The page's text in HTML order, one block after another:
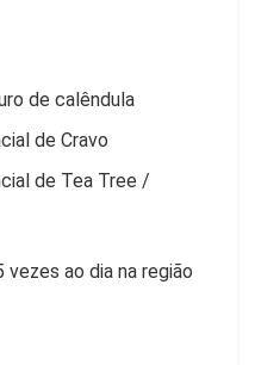
de calêndula
de Cravo
de Tea Tree /
ao dia na região